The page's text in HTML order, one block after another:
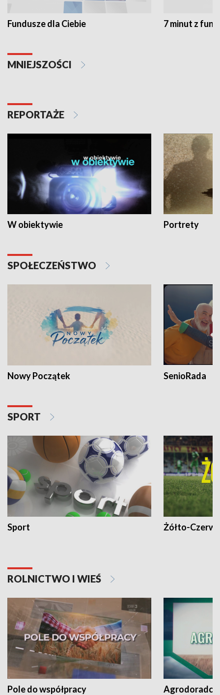
Fundusze dla Ciebie 7 minut z
MNIEJSZOŚCI
REPORTAŻE
W obiektywie Portrety
SPOŁECZEŃSTWO
Nowy Początek SenioRada
SPORT
Sport Żółto-
ROLNICTWO I WIEŚ
Pole do współpracy Agrodoradcy